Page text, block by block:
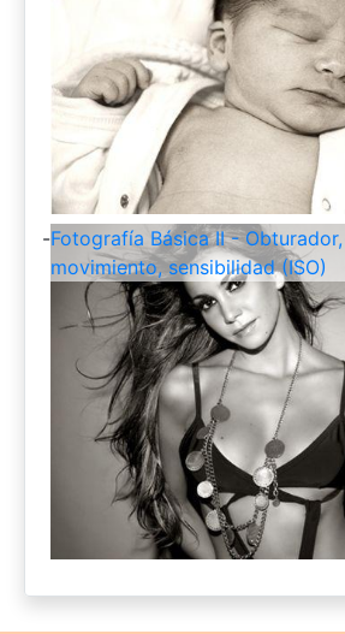
-Fotografía Básica II -
movimiento, sensibilidad (ISO)